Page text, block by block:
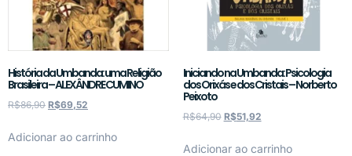
História da Umbanda: uma Religião
Brasileira – ALEXÂNDRE CUMINO
R$86,90 R$69,52
Adicionar ao carrinho
Iniciando na Umbanda: Psicologia
dos Orixás e dos Cristais – Norberto
Peixoto
R$64,90 R$51,92
Adicionar ao carrinho